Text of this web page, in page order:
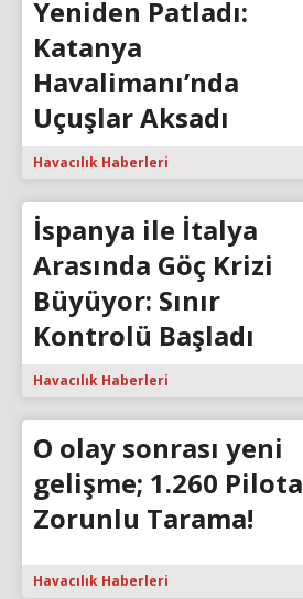
Yeniden Patladı:
Katanya
Havalimanı’nda
Uçuşlar Aksadı
Havacılık Haberleri
İspanya ile İtalya
Arasında Göç Krizi
Büyüyor: Sınır
Kontrolü Başladı
Havacılık Haberleri
O olay sonrası yeni
gelişme; 1.260 Pilota
Zorunlu Tarama!
Havacılık Haberleri